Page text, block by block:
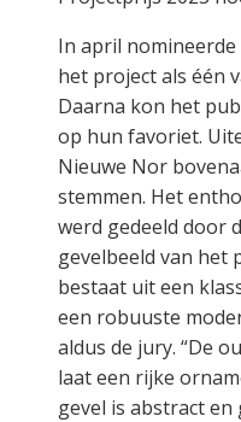
In april
het project als één
Daarna kon het
op hun favoriet.
Nieuwe Nor
stemmen. Het
werd gedeeld door
gevelbeeld van het
bestaat uit een
een robuuste
aldus de jury. “De
laat een rijke
gevel is abstract